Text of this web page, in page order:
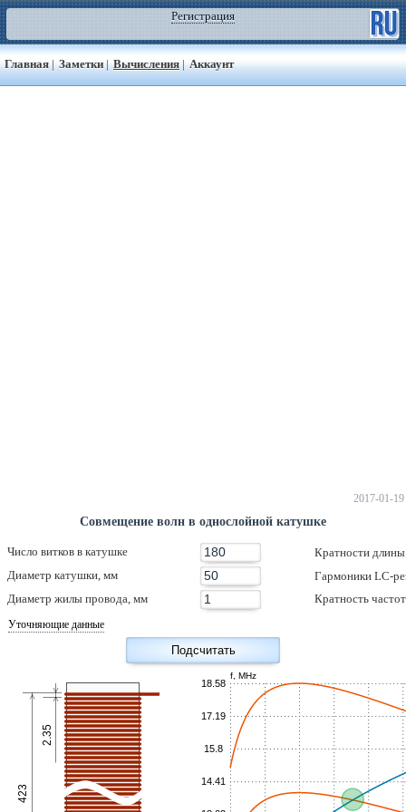
Регистрация
Главная | Заметки | Вычисления | Аккаунт
2017-01-19
Совмещение волн в однослойной катушке
Число витков в катушке
Кратности
Диаметр катушки, мм
Гармоники LC-
Диаметр жилы провода, мм
Кратность
Уточняющие данные
423
2.35
14.41
15.8
17.19
18.58
f, MHz